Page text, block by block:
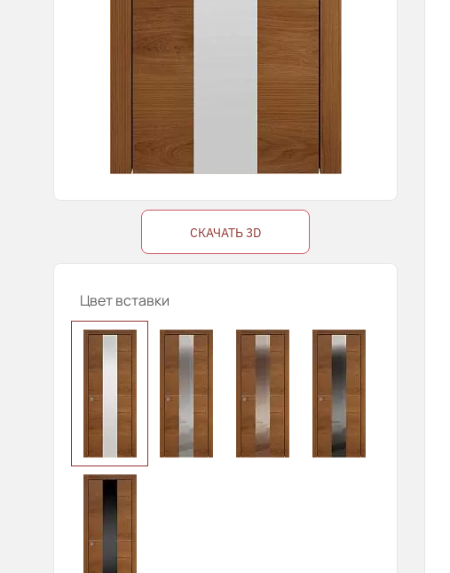
СКАЧАТЬ 3D
Цвет вставки